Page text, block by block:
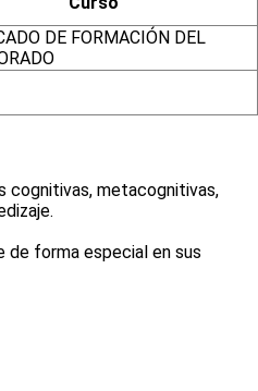
DE FORMACIÓN DEL
cognitivas, metacognitivas,
de forma especial en sus